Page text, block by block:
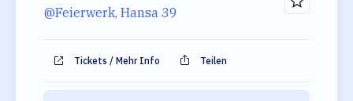
@Feierwerk, Hansa 39
Tickets / Mehr Info Teilen